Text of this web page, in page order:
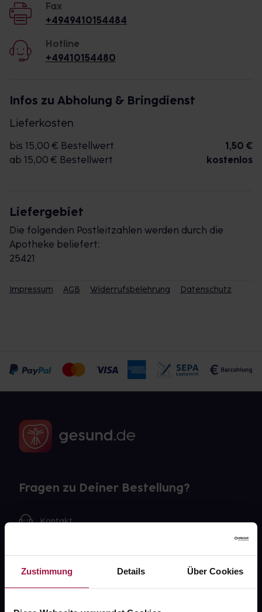
Zustimmung Details Über Cookies
Fax
+4949410154484
Hotline
+49410154480
Infos zu Abholung & Bringdienst
Lieferkosten
bis 15,00 € Bestellwert
1,50 €
ab 15,00 € Bestellwert
kostenlos
Liefergebiet
Die folgenden Postleitzahlen werden durch die
Apotheke beliefert:
25421
Impressum AGB Widerrufsbelehrung Datenschutz
Fragen zu Deiner Bestellung?
Kontakt
Widerrufsformular